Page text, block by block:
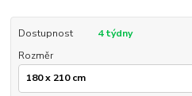
Dostupnost
4 týdny
Rozměr